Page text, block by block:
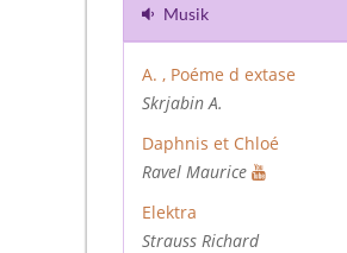
Musik
A. , Poéme d extase
Skrjabin A.
Daphnis et Chloé
Ravel Maurice
Elektra
Strauss Richard